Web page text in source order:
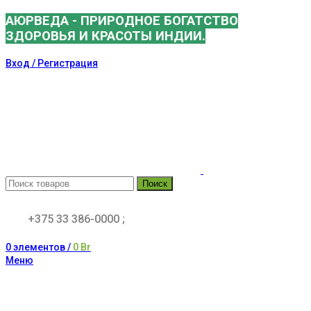
АЮРВЕДА - ПРИРОДНОЕ БОГАТСТВО
ЗДОРОВЬЯ И КРАСОТЫ ИНДИИ.
Вход / Регистрация
Поиск
+375 33 386-0000 ;
0элементов/ 0 Br
Меню